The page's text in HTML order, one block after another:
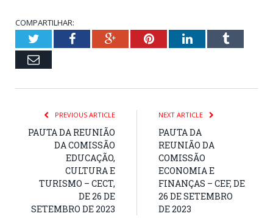
COMPARTILHAR:
TwitterFacebookGoogle+PinterestLinkedInTumblr
Email
PREVIOUS ARTICLE
PAUTA DA REUNIÃO
DA COMISSÃO
EDUCAÇÃO,
CULTURA E
TURISMO – CECT,
DE 26 DE
SETEMBRO DE 2023
NEXT ARTICLE
PAUTA DA
REUNIÃO DA
COMISSÃO
ECONOMIA E
FINANÇAS – CEF, DE
26 DE SETEMBRO
DE 2023